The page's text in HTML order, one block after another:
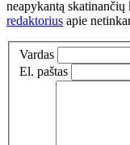
neapykantą
redaktorius apie
Vardas
El. paštas